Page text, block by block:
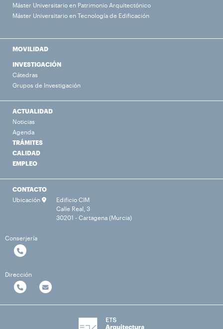
Máster Universitario en Patrimonio Arquitectónico
Máster Universitario en Tecnología de Edificación
MOVILIDAD
INVESTIGACIÓN
Cátedras
Grupos de Investigación
ACTUALIDAD
Noticias
Agenda
TRÁMITES
CALIDAD
EMPLEO
CONTACTO
Ubicación
Edificio CIM
Calle Real, 3
30201 - Cartagena (Murcia)
Conserjería
Dirección